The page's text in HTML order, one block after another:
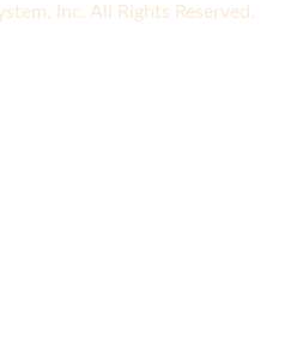
Inc. All Rights Reserved.